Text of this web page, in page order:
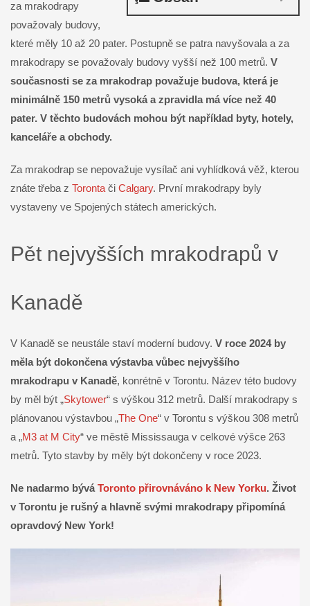
za mrakodrapy
považovaly budovy,
které měly 10 až 20 pater. Postupně se patra navyšovala a za
mrakodrapy se považovaly budovy vyšší než 100 metrů. V
současnosti se za mrakodrap považuje budova, která je
minimálně 150 metrů vysoká a zpravidla má více než 40
pater. V těchto budovách mohou být například byty, hotely,
kanceláře a obchody.
Za mrakodrap se nepovažuje vysílač ani vyhlídková věž, kterou
znáte třeba z Toronta či Calgary. První mrakodrapy byly
vystaveny ve Spojených státech amerických.
Pět nejvyšších mrakodrapů v
Kanadě
V Kanadě se neustále staví moderní budovy. V roce 2024 by
měla být dokončena výstavba vůbec nejvyššího
mrakodrapu v Kanadě, konrétně v Torontu. Název této budovy
by měl být „Skytower“ s výškou 312 metrů. Další mrakodrapy s
plánovanou výstavbou „The One“ v Torontu s výškou 308 metrů
a „M3 at M City“ ve městě Mississauga v celkové výšce 263
metrů. Tyto stavby by měly být dokončeny v roce 2023.
Ne nadarmo bývá Toronto přirovnáváno k New Yorku. Život
v Torontu je rušný a hlavně svými mrakodrapy připomíná
opravdový New York!